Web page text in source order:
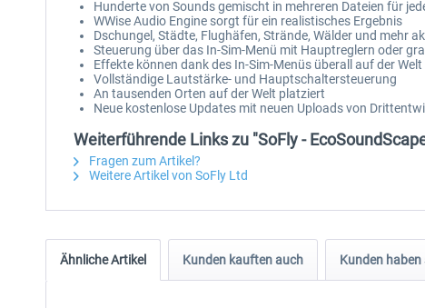
Hunderte von Sounds gemischt in mehreren Dateien für
WWise Audio Engine sorgt für ein realistisches Ergebnis
Dschungel, Städte, Flughäfen, Strände, Wälder und mehr
Steuerung über das In-Sim-Menü mit Hauptreglern oder
Effekte können dank des In-Sim-Menüs überall auf der
Vollständige Lautstärke- und Hauptschaltersteuerung
An tausenden Orten auf der Welt platziert
Neue kostenlose Updates mit neuen Uploads von
Weiterführende Links zu "SoFly -
Fragen zum Artikel?
Weitere Artikel von SoFly Ltd
Ähnliche Artikel Kunden kauften auch Kunden